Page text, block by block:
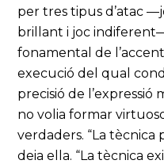
per tres tipus d’atac
brillant i joc
fonamental de
execució del qual
precisió de l’expressió
no volia formar
verdaders. “La tècnica
deia ella. “La tècnica